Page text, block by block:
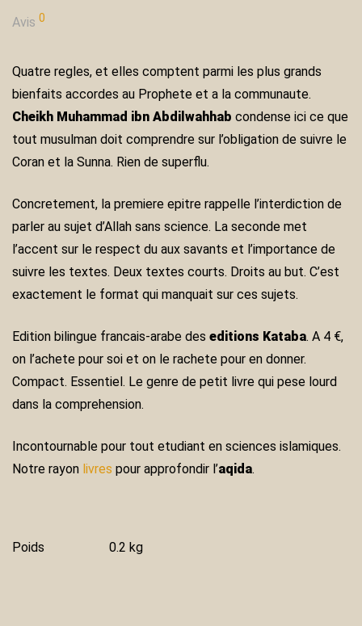
Avis 0
Quatre regles, et elles comptent parmi les plus grands
bienfaits accordes au Prophete et a la communaute.
Cheikh Muhammad ibn Abdilwahhab condense ici ce que
tout musulman doit comprendre sur l’obligation de suivre le
Coran et la Sunna. Rien de superflu.
Concretement, la premiere epitre rappelle l’interdiction de
parler au sujet d’Allah sans science. La seconde met
l’accent sur le respect du aux savants et l’importance de
suivre les textes. Deux textes courts. Droits au but. C’est
exactement le format qui manquait sur ces sujets.
Edition bilingue francais-arabe des editions Kataba. A 4 €,
on l’achete pour soi et on le rachete pour en donner.
Compact. Essentiel. Le genre de petit livre qui pese lourd
dans la comprehension.
Incontournable pour tout etudiant en sciences islamiques.
Notre rayon livres pour approfondir l’aqida.
Poids 0.2 kg